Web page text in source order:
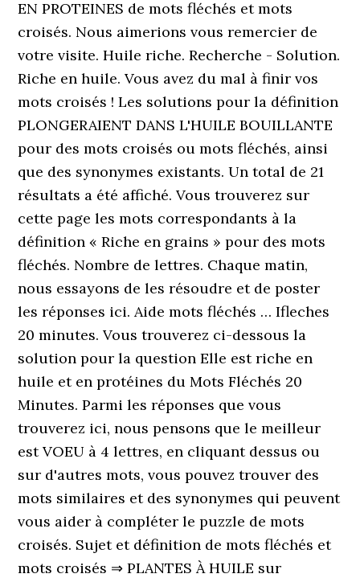
EN PROTEINES de mots fléchés et mots
croisés. Nous aimerions vous remercier de
votre visite. Huile riche. Recherche - Solution.
Riche en huile. Vous avez du mal à finir vos
mots croisés ! Les solutions pour la définition
PLONGERAIENT DANS L'HUILE BOUILLANTE
pour des mots croisés ou mots fléchés, ainsi
que des synonymes existants. Un total de 21
résultats a été affiché. Vous trouverez sur
cette page les mots correspondants à la
définition « Riche en grains » pour des mots
fléchés. Nombre de lettres. Chaque matin,
nous essayons de les résoudre et de poster
les réponses ici. Aide mots fléchés … Ifleches
20 minutes. Vous trouverez ci-dessous la
solution pour la question Elle est riche en
huile et en protéines du Mots Fléchés 20
Minutes. Parmi les réponses que vous
trouverez ici, nous pensons que le meilleur
est VOEU à 4 lettres, en cliquant dessus ou
sur d'autres mots, vous pouvez trouver des
mots similaires et des synonymes qui peuvent
vous aider à compléter le puzzle de mots
croisés. Sujet et définition de mots fléchés et
mots croisés ⇒ PLANTES À HUILE sur